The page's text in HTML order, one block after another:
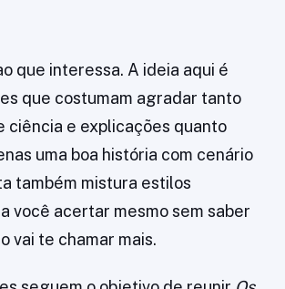
que interessa. A ideia aqui é
que costumam agradar tanto
ciência e explicações quanto
uma boa história com cenário
também mistura estilos
você acertar mesmo sem saber
vai te chamar mais.